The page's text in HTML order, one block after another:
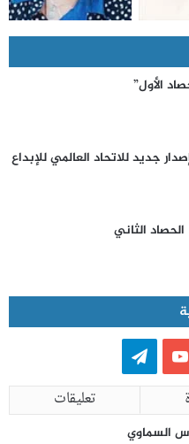
الأول”
جديد للاتحاد العالمي للإبداع
الثاني
Y
o
ي
ل
تعليقات